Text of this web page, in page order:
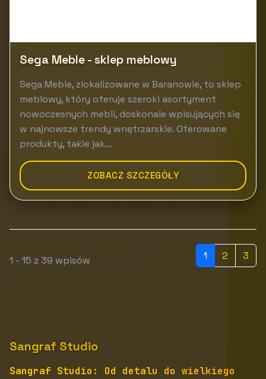
Sega Meble - sklep meblowy
Sega Meble, zlokalizowane w Baranowie, to sklep
meblowy, który oferuje szeroki asortyment
nowoczesnych mebli, doskonale wpisujących się
w najnowsze trendy wnętrzarskie. Oferowane
produkty, takie jak...
ZOBACZ SZCZEGÓŁY
1 - 15 z 39 wpisów 1 2 3
Sangraf Studio
Sangraf Studio: Od detalu do wielkiego